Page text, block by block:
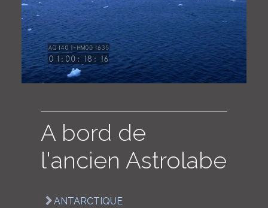
CARTE
COLLECTIONS
ENGLISH
A bord de
l'ancien Astrolabe
ANTARCTIQUE